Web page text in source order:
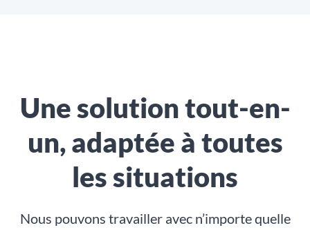
Une solution tout-en-
un, adaptée à toutes
les situations
Nous pouvons travailler avec n’importe quelle